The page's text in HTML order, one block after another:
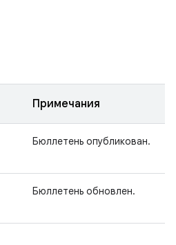
Примечания
Бюллетень опубликован.
Бюллетень обновлен.